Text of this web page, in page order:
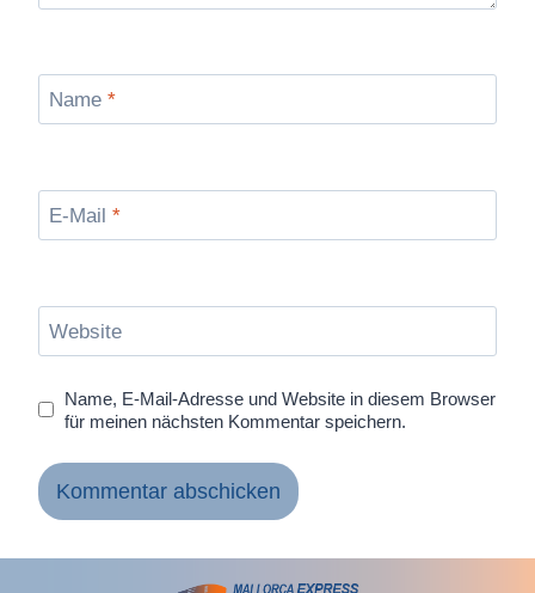
Name *
E-Mail *
Website
Name, E-Mail-Adresse und Website in diesem Browser
für meinen nächsten Kommentar speichern.